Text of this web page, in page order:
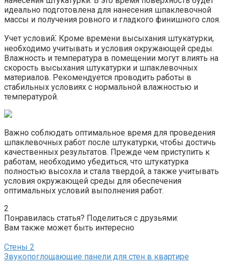
идеально подготовлена для нанесения шпаклевочной
массы и получения ровного и гладкого финишного слоя.​
Учет условий⁚ Кроме времени высыхания штукатурки,
необходимо учитывать и условия окружающей среды.​
Влажность и температура в помещении могут влиять на
скорость высыхания штукатурки и шпаклевочных
материалов.​ Рекомендуется проводить работы в
стабильных условиях с нормальной влажностью и
температурой.​
Важно соблюдать оптимальное время для проведения
шпаклевочных работ после штукатурки, чтобы достичь
качественных результатов.​ Прежде чем приступить к
работам, необходимо убедиться, что штукатурка
полностью высохла и стала твердой, а также учитывать
условия окружающей среды для обеспечения
оптимальных условий выполнения работ.​
2
Понравилась статья? Поделиться с друзьями:
Вам также может быть интересно
Стены 2
Звукопоглощающие панели для стен в квартире